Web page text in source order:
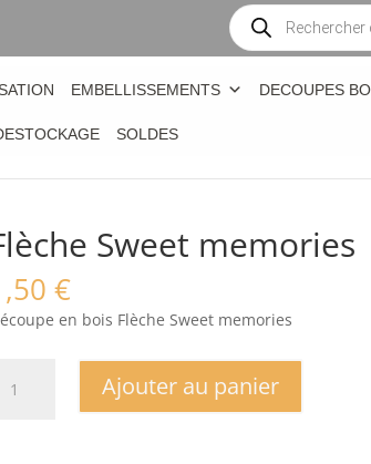
Recherche
de
produits
EMBELLISSEMENTS DECOUPES
SOLDES
Sweet memories
€
en bois Flèche Sweet memories
Ajouter au panier